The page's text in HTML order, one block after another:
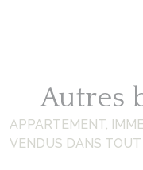
Autres
APPARTEMENT,
VENDUS DANS